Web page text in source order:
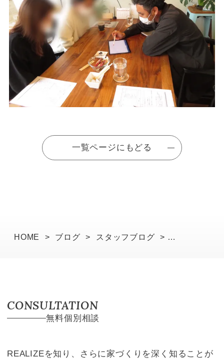
一覧ページにもどる
HOME > ブログ > スタッフブログ
>
CONSULTATION
無料個別相談
REALIZEを知り、さらに家づくりを深く知ることが